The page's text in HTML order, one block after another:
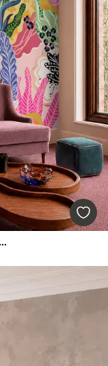
met bloemen, bladeren en kleurrijke vruchten